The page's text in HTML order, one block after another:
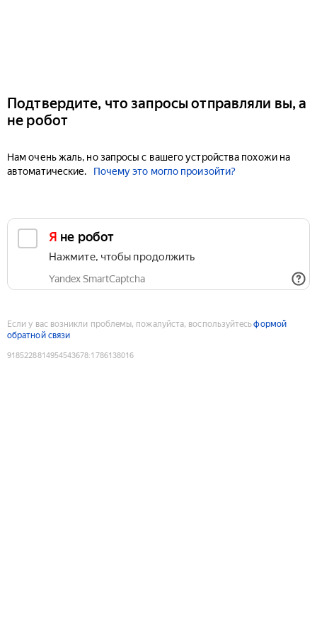
Подтвердите, что запросы отправляли вы, а
не робот
Нам очень жаль, но запросы с вашего устройства похожи на
автоматические.
Почему это могло произойти?
Я не робот
Нажмите, чтобы продолжить
Yandex SmartCaptcha
Если у вас возникли проблемы, пожалуйста, воспользуйтесьформой
обратной связи
9185228814954543678:1786138016